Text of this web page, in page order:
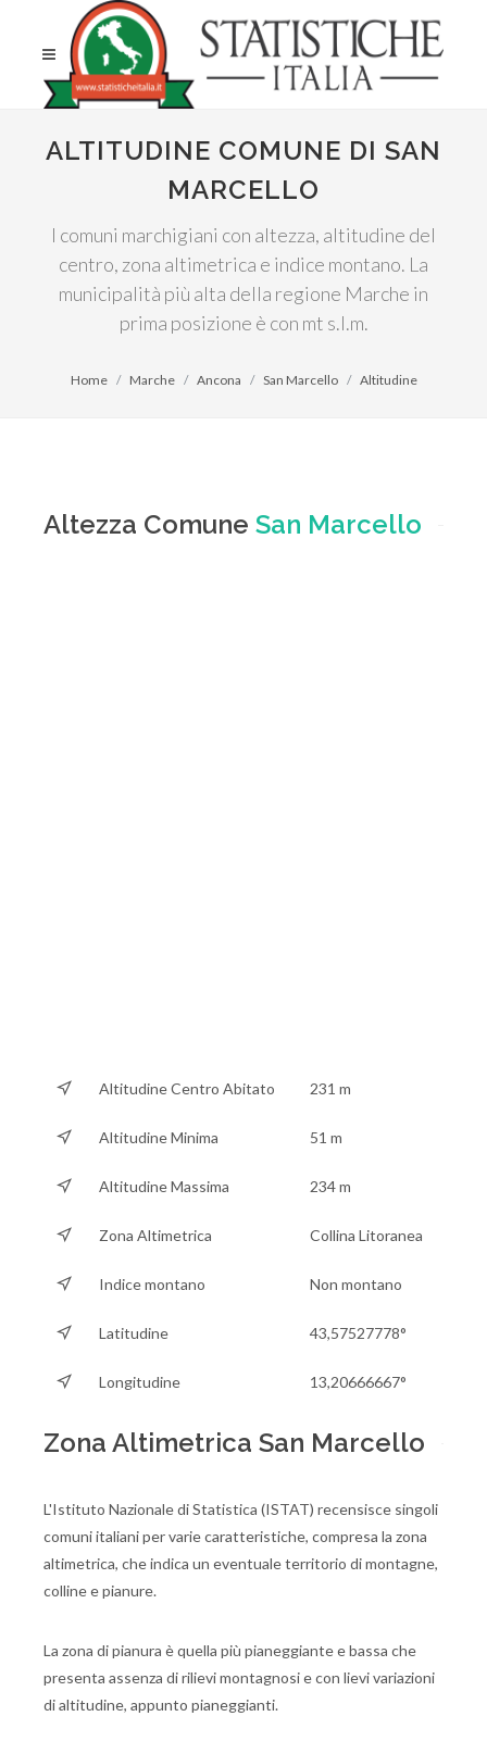
ALTITUDINE COMUNE DI SAN
MARCELLO
I comuni marchigiani con altezza, altitudine del
centro, zona altimetrica e indice montano. La
municipalità più alta della regione Marche in
prima posizione è con mt s.l.m.
Home Marche Ancona San Marcello Altitudine
Altezza Comune San Marcello
Altitudine Centro Abitato 231 m
Altitudine Minima 51 m
Altitudine Massima 234 m
Zona Altimetrica Collina Litoranea
Indice montano Non montano
Latitudine 43,57527778°
Longitudine 13,20666667°
Zona Altimetrica San Marcello
L'Istituto Nazionale di Statistica (ISTAT) recensisce singoli
comuni italiani per varie caratteristiche, compresa la zona
altimetrica, che indica un eventuale territorio di montagne,
colline e pianure.
La zona di pianura è quella più pianeggiante e bassa che
presenta assenza di rilievi montagnosi e con lievi variazioni
di altitudine, appunto pianeggianti.